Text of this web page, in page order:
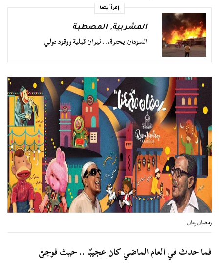
إقرأ أيضا
المشربية,المصطبة
السودان يحترق.. نيران قبلية ووقود دولي
رمضان زمان
فما حدث في العام الماضي كان عجيبًا .. حيث فوجئ